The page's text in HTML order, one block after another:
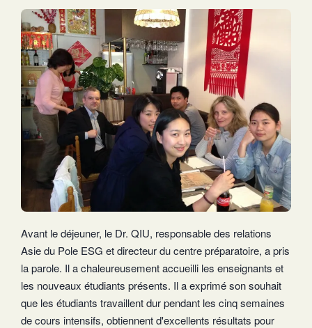
Avant le déjeuner, le Dr. QIU, responsable des relations
Asie du Pole ESG et directeur du centre préparatoire, a pris
la parole. Il a chaleureusement accueilli les enseignants et
les nouveaux étudiants présents. Il a exprimé son souhait
que les étudiants travaillent dur pendant les cinq semaines
de cours intensifs, obtiennent d'excellents résultats pour